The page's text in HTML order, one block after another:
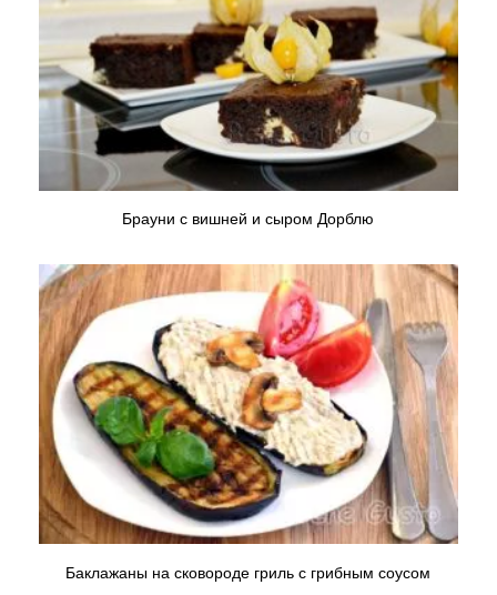
Брауни с вишней и сыром Дорблю
Баклажаны на сковороде гриль с грибным соусом